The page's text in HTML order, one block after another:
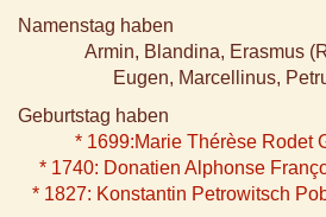
Namenstag haben
Armin, Blandina, Erasmus
Eugen, Marcellinus,
Geburtstag haben
* 1699:Marie Thérèse Rodet
* 1740: Donatien Alphonse
* 1827: Konstantin Petrowitsch